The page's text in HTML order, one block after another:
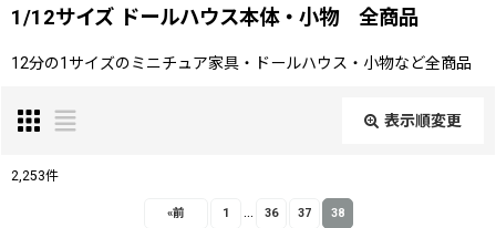
1/12サイズ ドールハウス本体・小物 全商品
12分の1サイズのミニチュア家具・ドールハウス・小物など全商品
表示順変更
2,253件
«前 1 36 37 38